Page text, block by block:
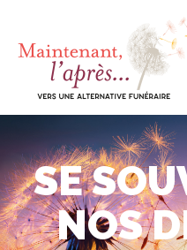
SE
NOS